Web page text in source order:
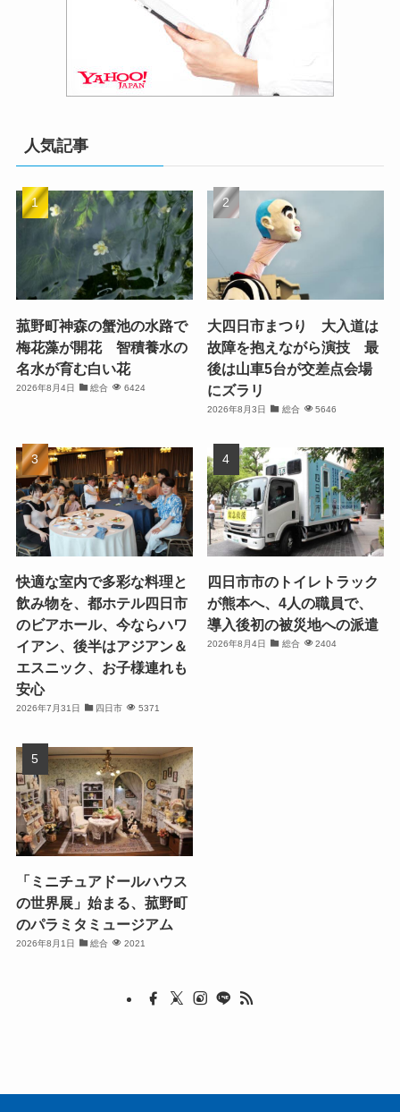
人気記事
菰野町神森の蟹池の水路で
梅花藻が開花 智積養水の
名水が育む白い花
2026年8月4日 総合 6424
大四日市まつり 大入道は
故障を抱えながら演技 最
後は山車5台が交差点会場
にズラリ
2026年8月3日 総合 5646
快適な室内で多彩な料理と
飲み物を、都ホテル四日市
のビアホール、今ならハワ
イアン、後半はアジアン＆
エスニック、お子様連れも
安心
2026年7月31日 四日市 5371
四日市市のトイレトラック
が熊本へ、4人の職員で、
導入後初の被災地への派遣
2026年8月4日 総合 2404
「ミニチュアドールハウス
の世界展」始まる、菰野町
のパラミタミュージアム
2026年8月1日 総合 2021